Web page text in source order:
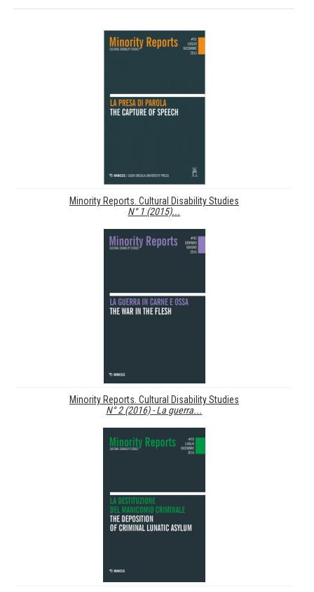
Minority Reports. Cultural Disability Studies
N° 1 (2015)...
Minority Reports. Cultural Disability Studies
N° 2 (2016) - La guerra...